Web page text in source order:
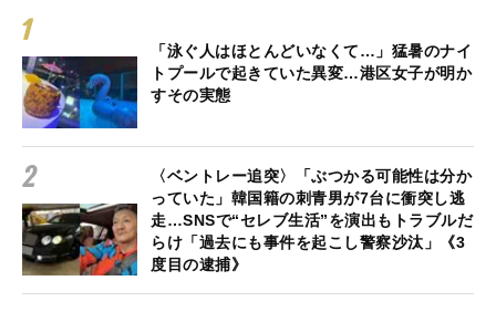
「泳ぐ人はほとんどいなくて…」猛暑のナイ
トプールで起きていた異変…港区女子が明か
すその実態
〈ベントレー追突〉「ぶつかる可能性は分か
っていた」韓国籍の刺青男が7台に衝突し逃
走…SNSで“セレブ生活”を演出もトラブルだ
らけ「過去にも事件を起こし警察沙汰」《3
度目の逮捕》